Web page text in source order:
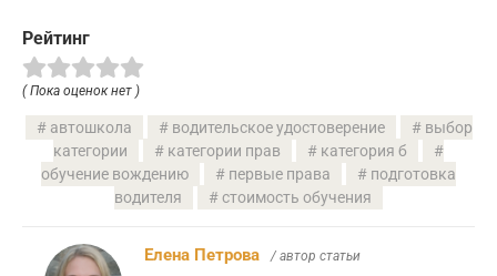
Рейтинг
( Пока оценок нет )
автошкола водительское удостоверение
выбор
категории
категории прав
категория б
обучение вождению
первые права
подготовка
водителя
стоимость обучения
Елена Петрова / автор статьи